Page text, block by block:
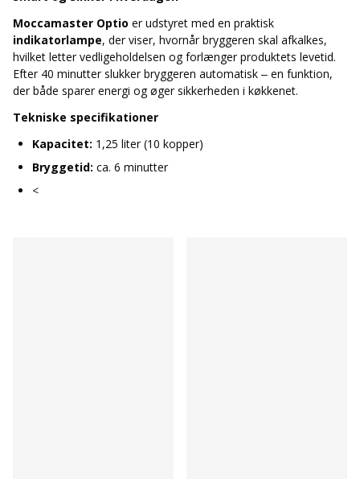
Moccamaster Optio er udstyret med en praktisk
indikatorlampe, der viser, hvornår bryggeren skal afkalkes,
hvilket letter vedligeholdelsen og forlænger produktets levetid.
Efter 40 minutter slukker bryggeren automatisk – en funktion,
der både sparer energi og øger sikkerheden i køkkenet.
Tekniske specifikationer
Kapacitet: 1,25 liter (10 kopper)
Bryggetid: ca. 6 minutter
<